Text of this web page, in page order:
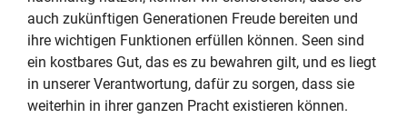
auch zukünftigen Generationen Freude bereiten und
ihre wichtigen Funktionen erfüllen können. Seen sind
ein kostbares Gut, das es zu bewahren gilt, und es liegt
in unserer Verantwortung, dafür zu sorgen, dass sie
weiterhin in ihrer ganzen Pracht existieren können.